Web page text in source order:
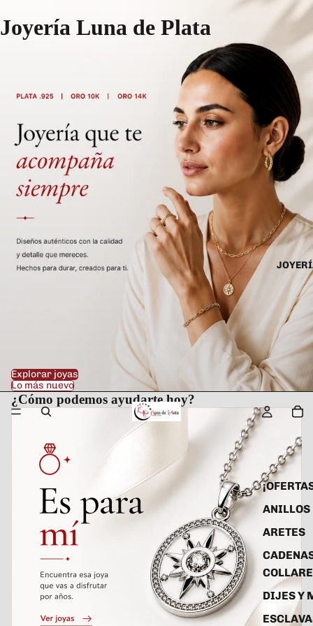
Joyería Luna de Plata
ANILLOS
ARETES
DIJES Y
Explorar joyas
Lo más nuevo
¿Cómo podemos ayudarte hoy?